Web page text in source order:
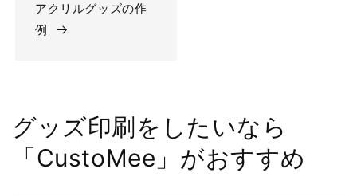
アクリルグッズの作
例
グッズ印刷をしたいなら
「CustoMee」がおすすめ